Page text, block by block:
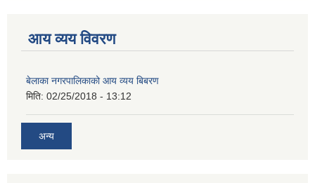
आय व्यय विवरण
बेलाका नगरपालिकाको आय व्यय बिबरण
मिति: 02/25/2018 - 13:12
अन्य